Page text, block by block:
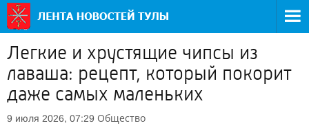
Легкие и хрустящие чипсы из
лаваша: рецепт, который покорит
даже самых маленьких
9 июля 2026, 07:29 Общество